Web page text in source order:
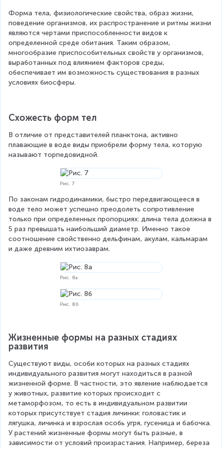
Форма тела, физиологические свойства, образ жизни,
поведение организмов, их распространение и ритмы жизни
являются чертами приспособленности видов к
определенной среде обитания. Таким образом,
многообразие приспособительных свойств у организмов,
выработанных под влиянием факторов среды,
обеспечивает им возможность существования в разных
условиях биосферы.
Схожесть форм тел
В отличие от представителей планктона, активно
плавающие в воде виды приобрели форму тела, которую
называют торпедовидной.
Рис. 7
По законам гидродинамики, быстро передвигающееся в
воде тело может успешно преодолеть сопротивление
только при определенных пропорциях: длина тела должна в
5 раз превышать наибольший диаметр. Именно такое
соотношение свойственно дельфинам, акулам, кальмарам
и даже древним ихтиозаврам.
Рис. 8а
Рис. 8б
Жизненные формы на разных стадиях
развития
Существуют виды, особи которых на разных стадиях
индивидуального развития могут находиться в разной
жизненной форме. В частности, это явление наблюдается
у животных, развитие которых происходит с
метаморфозом, то есть в индивидуальном развитии
которых присутствует стадия личинки: головастик и
лягушка, личинка и взрослая особь угря, гусеница и бабочка.
У растений жизненные формы могут быть разные, в
зависимости от условий произрастания. Например, береза